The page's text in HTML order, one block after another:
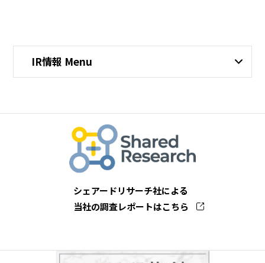
IR情報 Menu
シェアードリサーチ社による
当社の調査レポートはこちら